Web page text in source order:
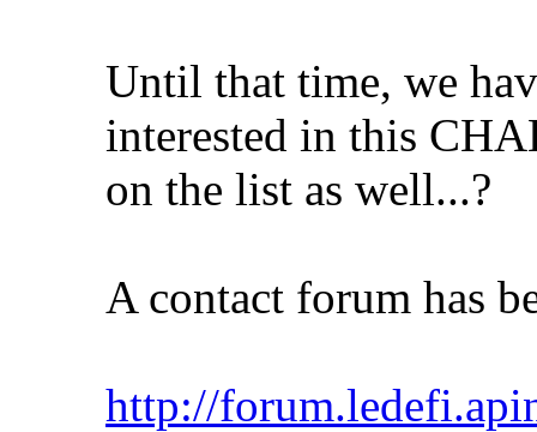
Until that time, we
interested in this
on the list as well...?
A contact forum has
http://